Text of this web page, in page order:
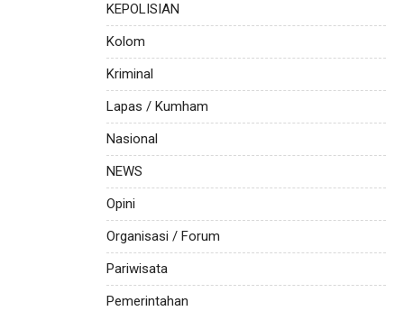
KEPOLISIAN
Kolom
Kriminal
Lapas / Kumham
Nasional
NEWS
Opini
Organisasi / Forum
Pariwisata
Pemerintahan